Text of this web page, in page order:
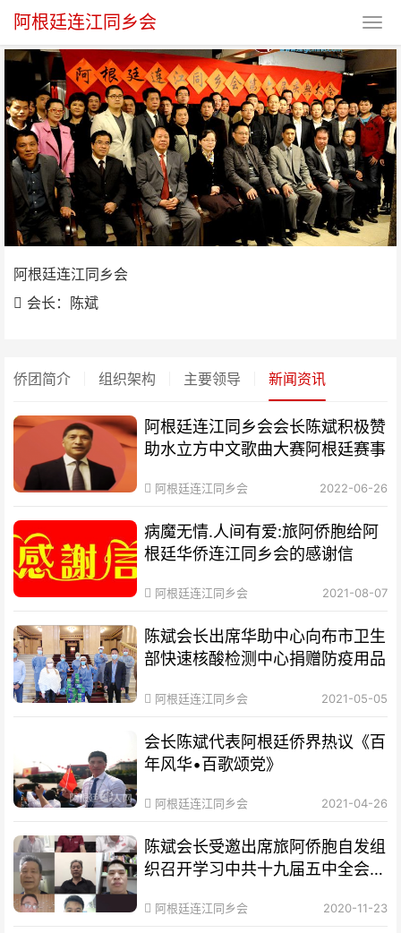
阿根廷连江同乡会
阿根廷连江同乡会
会长：陈斌
侨团简介 组织架构 主要领导 新闻资讯
阿根廷连江同乡会
阿根廷连江同乡会会长陈斌积极赞
助水立方中文歌曲大赛阿根廷赛事
阿根廷连江同乡会 2022-06-26
病魔无情.人间有爱:旅阿侨胞给阿
根廷华侨连江同乡会的感谢信
阿根廷连江同乡会 2021-08-07
陈斌会长出席华助中心向布市卫生
部快速核酸检测中心捐赠防疫用品
阿根廷连江同乡会 2021-05-05
会长陈斌代表阿根廷侨界热议《百
年风华•百歌颂党》
阿根廷连江同乡会 2021-04-26
陈斌会长受邀出席旅阿侨胞自发组
织召开学习中共十九届五中全会精
阿根廷连江同乡会 2020-11-23